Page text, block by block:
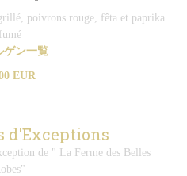
poivrons rouge, fêta et paprika
fumé
ゲン一覧
EUR
d'Exceptions
de " La Ferme des Belles